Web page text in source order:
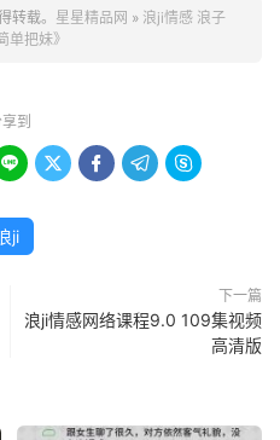
转载。 星星精品网 » 浪ji情感 浪子
单把妹》
到
    
ji
下一篇
浪ji情感网络课程9.0 109集视频
高清版